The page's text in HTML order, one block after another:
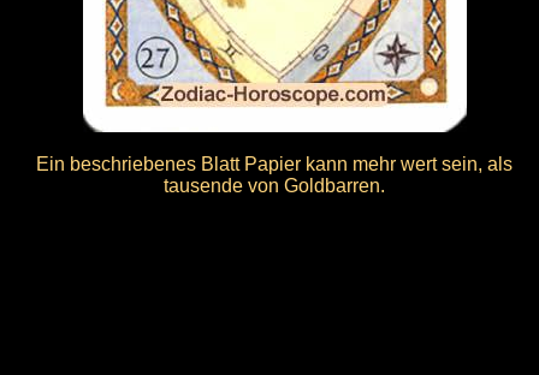
Ein beschriebenes Blatt Papier kann mehr wert sein, als
tausende von Goldbarren.